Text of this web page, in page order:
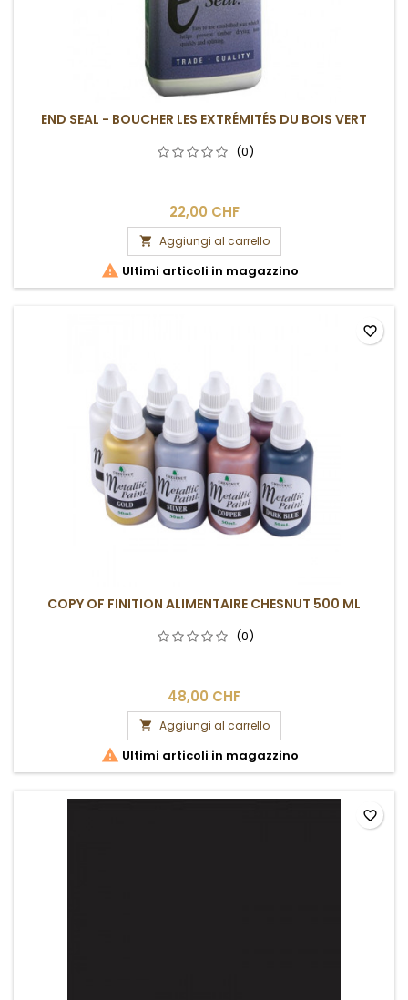
END SEAL - BOUCHER LES EXTRÉMITÉS DU BOIS VERT
(0)
22,00 CHF
 Aggiungi al carrello
 Ultimi articoli in magazzino
COPY OF FINITION ALIMENTAIRE CHESNUT 500 ML
(0)
48,00 CHF
 Aggiungi al carrello
 Ultimi articoli in magazzino
favorite_border
favorite_border